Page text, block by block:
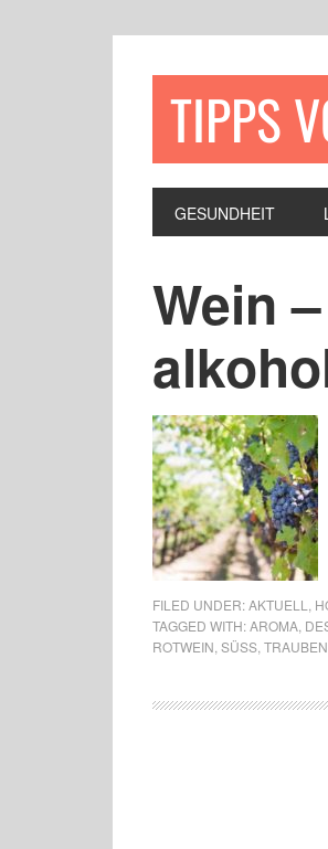
TIPPS
GESUNDHEIT
Wein
FILED UNDER:AKTUELL
TAGGED WITH:AROMA
ROTWEIN SÜSS TRAUBEN